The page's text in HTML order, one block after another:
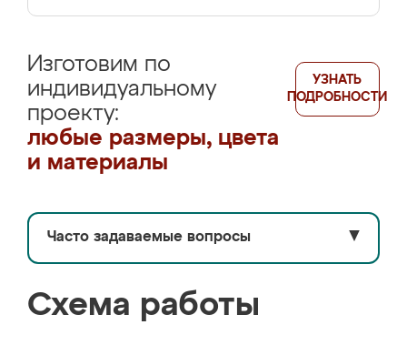
Изготовим по
индивидуальному
проекту:
любые размеры, цвета
и материалы
УЗНАТЬ
ПОДРОБНОСТИ
Часто задаваемые вопросы ▼
Схема работы